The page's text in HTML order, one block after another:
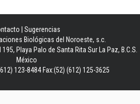
Sugerencias
Biológicas del Noroeste, s.c.
Playa Palo de Santa Rita Sur La Paz, B.C.S.
México
123-8484 Fax:(52) (612) 125-3625